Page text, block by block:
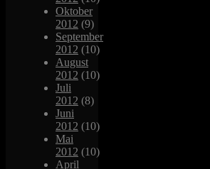
Oktober
2012 (9)
September
2012 (10)
August
2012 (10)
Juli
2012 (8)
Juni
2012 (10)
Mai
2012 (10)
April